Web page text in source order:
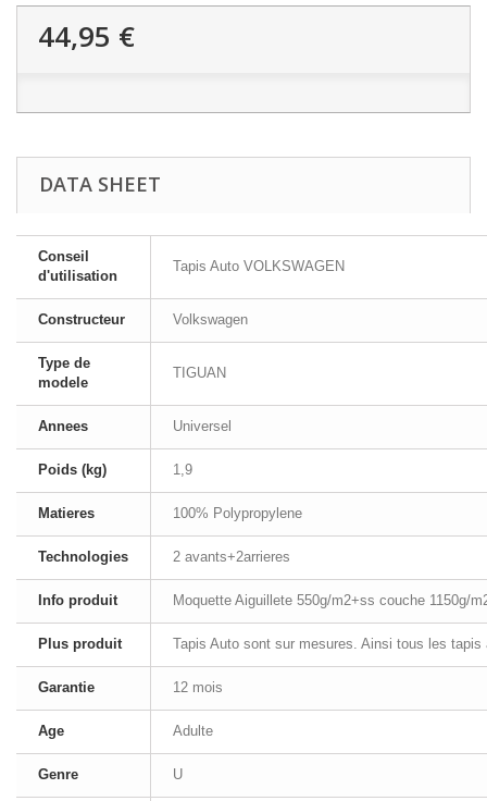
44,95 €
DATA SHEET
Conseil
d'utilisation
Tapis Auto VOLKSWAGEN
Constructeur Volkswagen
Type de
modele
TIGUAN
Annees Universel
Poids (kg) 1,9
Matieres 100% Polypropylene
Technologies 2 avants+2arrieres
Info produit Moquette Aiguillete 550g/m2+ss couche 1150g/
Plus produit Tapis Auto sont sur mesures. Ainsi tous les
Garantie 12 mois
Age Adulte
Genre U